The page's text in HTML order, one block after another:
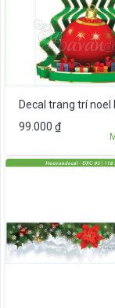
Decal trang trí noel
99.000 ₫